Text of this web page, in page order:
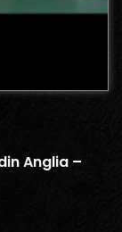
Anglia –